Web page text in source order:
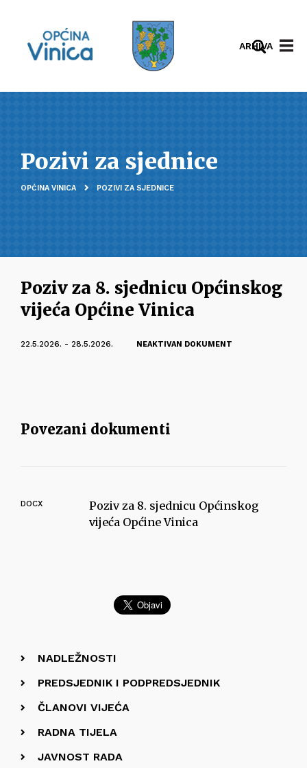
ARHIVA
Pozivi za sjednice
OPĆINA VINICA POZIVI ZA SJEDNICE
Poziv za 8. sjednicu Općinskog
vijeća Općine Vinica
22.5.2026. - 28.5.2026. NEAKTIVAN DOKUMENT
Povezani dokumenti
DOCX
Poziv za 8. sjednicu Općinskog
vijeća Općine Vinica
NADLEŽNOSTI
PREDSJEDNIK I PODPREDSJEDNIK
ČLANOVI VIJEĆA
RADNA TIJELA
JAVNOST RADA